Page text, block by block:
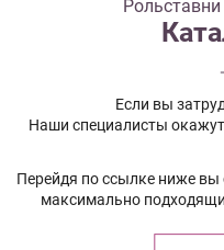
Если вы
Наши специалисты
Перейдя по ссылке ниже вы
максимально